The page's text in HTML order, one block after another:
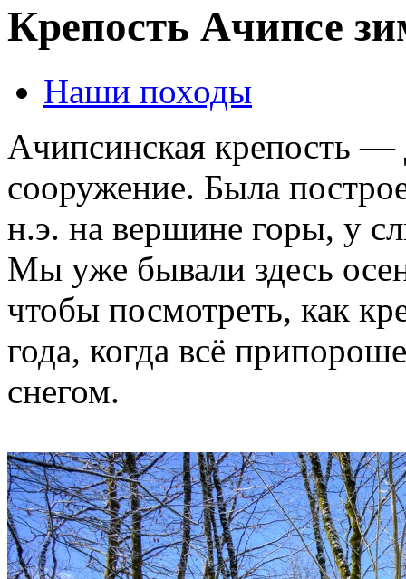
Крепость Ачипсе
Наши походы
Ачипсинская крепость —
сооружение. Была
н.э. на вершине горы, у
Мы уже бывали здесь
чтобы посмотреть, как
года, когда всё
снегом.